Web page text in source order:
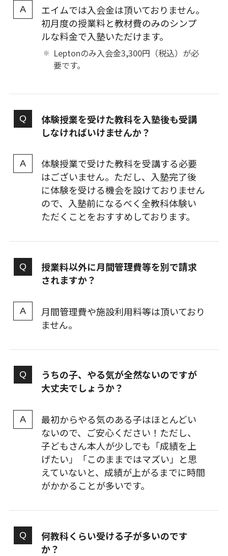
エイムでは入会金は頂いておりません。
初月度の授業料と教材費のみのシンプ
ルな料金で入塾いただけます。
Leptonのみ入会金3,300円（税込）が必
要です。
体験授業を受けた教科を入塾後も受講
しなければいけませんか？
体験授業で受けた教科を受講する必要
はございません。ただし、入塾完了後
に体験を受ける機会を設けておりません
ので、入塾前になるべく全教科体験い
ただくことをおすすめしております。
授業料以外に月間管理費等を別で請求
されますか？
月間管理費や施設利用料等は頂いており
ません。
うちの子、やる気が全然ないのですが
大丈夫でしょうか？
最初からやる気のある子はほとんどい
ないので、ご安心ください！ただし、
子どもさん本人が少しでも「成績を上
げたい」「このままではマズい」と思
えていないと、成績が上がるまでに時間
がかかることが多いです。
何教科くらい受ける子が多いのです
か？